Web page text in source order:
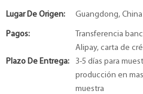
Lugar De Origen: Guangdong, China
Pagos:
Transferencia
Alipay, carta de
Plazo De Entrega:
3-5 días para
producción en
muestra